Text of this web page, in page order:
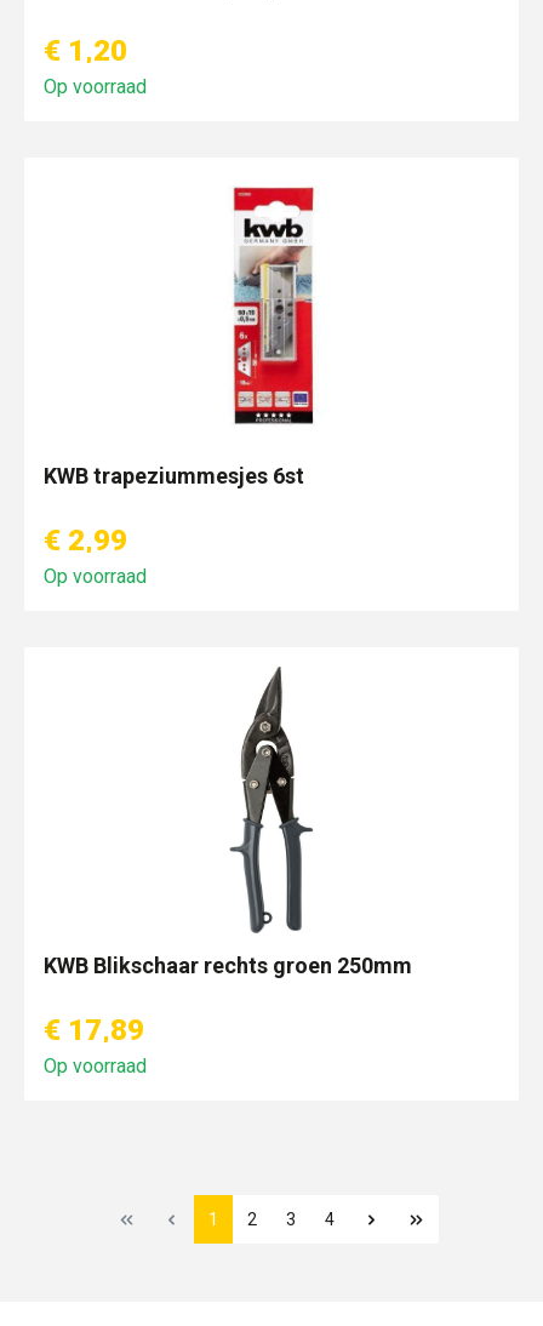
€ 1,20
Op voorraad
KWB trapeziummesjes 6st
€ 2,99
Op voorraad
KWB Blikschaar rechts groen 250mm
€ 17,89
Op voorraad
1 2 3 4